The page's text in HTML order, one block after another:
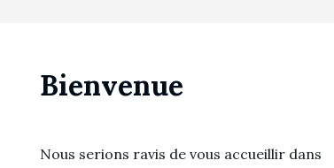
Bienvenue
Nous serions ravis de vous accueillir dans